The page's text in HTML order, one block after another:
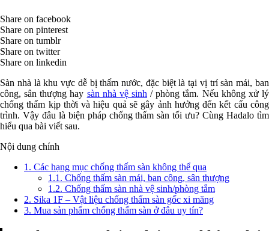
Share on facebook
Share on pinterest
Share on tumblr
Share on twitter
Share on linkedin
Sàn nhà là khu vực dễ bị thấm nước, đặc biệt là tại vị trí sàn mái, ban
công, sân thượng hay sàn nhà vệ sinh / phòng tắm. Nếu không xử lý
chống thấm kịp thời và hiệu quả sẽ gây ảnh hưởng đến kết cấu công
trình. Vậy đâu là biện pháp chống thấm sàn tối ưu? Cùng Hadalo tìm
hiểu qua bài viết sau.
Nội dung chính
1. Các hạng mục chống thấm sàn không thể qua
1.1. Chống thấm sàn mái, ban công, sân thượng
1.2. Chống thấm sàn nhà vệ sinh/phòng tắm
2. Sika 1F – Vật liệu chống thấm sàn gốc xi măng
3. Mua sản phẩm chống thấm sàn ở đâu uy tín?